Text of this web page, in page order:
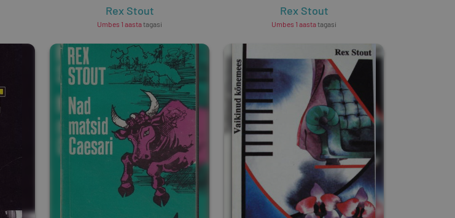
Rex Stout
Umbes 1 aastatagasi
Rex Stout
Umbes 1 aastatagasi